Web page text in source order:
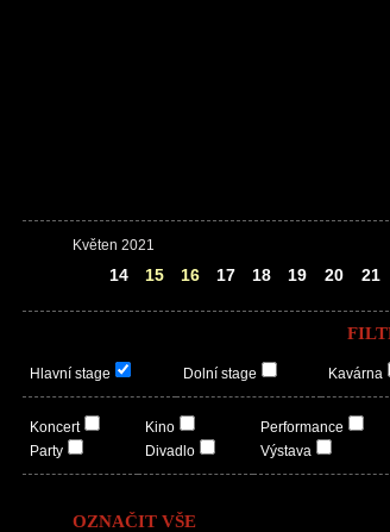
Květen 2021
14 15 16 17 18 19 20 21
Hlavní stage Dolní stage Kavárna
Koncert
Party
Kino
Divadlo
Performance
Výstava
OZNAČIT VŠE